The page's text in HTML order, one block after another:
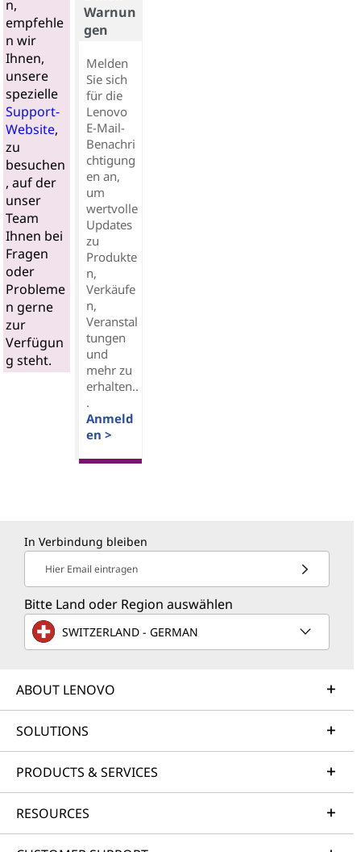
n,
empfehle
n wir
Ihnen,
unsere
spezielle
Support-
Website,
zu
besuchen
, auf der
unser
Team
Ihnen bei
Fragen
oder
Probleme
n gerne
zur
Verfügun
g steht.
Warnun
gen
Melden
Sie sich
für die
Lenovo
E-Mail-
Benachri
chtigung
en an,
um
wertvolle
Updates
zu
Produkte
n,
Verkäufe
n,
Veranstal
tungen
und
mehr zu
erhalten..
.
Anmeld
en >
In Verbindung bleiben
Hier Email eintragen
Bitte Land oder Region auswählen
SWITZERLAND - GERMAN
ABOUT LENOVO
SOLUTIONS
PRODUCTS & SERVICES
RESOURCES